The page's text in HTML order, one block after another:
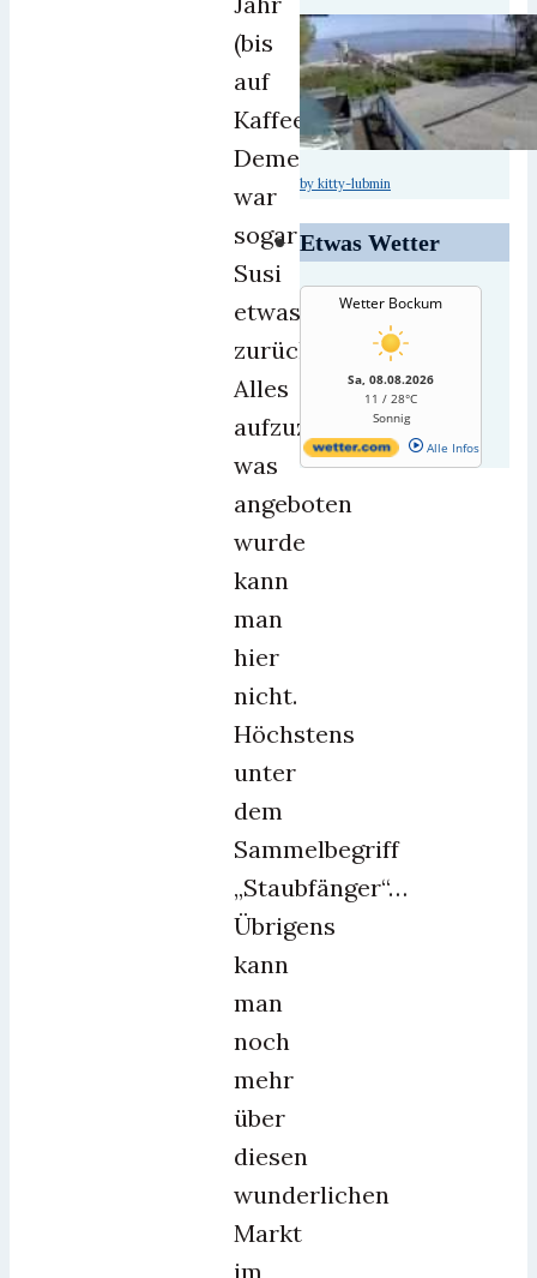
(bis
auf
Kaffeepötte).
Dementsprechend
war
sogar
Susi
etwas
zurückhaltend.
Alles
aufzuzählen
was
angeboten
wurde
kann
man
hier
nicht.
Höchstens
unter
dem
Sammelbegriff
„Staubfänger“…
Übrigens
kann
man
noch
mehr
über
diesen
wunderlichen
Markt
im
by kitty-lubmin
Etwas Wetter
Wetter Bockum
Sa, 08.08.2026
11 / 28°C
Sonnig
Alle Infos